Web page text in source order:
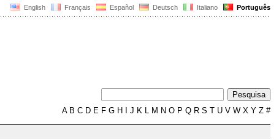
English Français Español Deutsch Italiano Português
AB C D E F G H J K L M N O P Q R S T U V W X Y Z #